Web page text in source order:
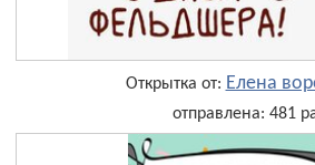
Открытка от: Елена
отправлена: 481